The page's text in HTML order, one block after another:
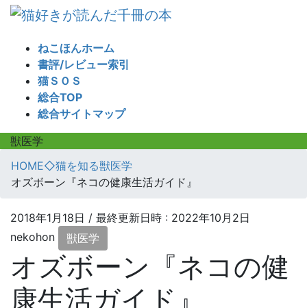
ねこほんホーム
書評/レビュー索引
猫ＳＯＳ
総合TOP
総合サイトマップ
獣医学
HOME◇猫を知る獣医学
オズボーン『ネコの健康生活ガイド』
2018年1月18日 / 最終更新日時 : 2022年10月2日
nekohon
獣医学
オズボーン『ネコの健
康生活ガイド』